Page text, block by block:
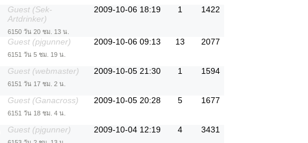
Guest (Sek-
Artdrinker)
6150 วัน 20 ชม. 13 น.
2009-10-06 18:19 1 1422
Guest (pjgunner)
6151 วัน 5 ชม. 19 น.
2009-10-06 09:13 13 2077
Guest (webmaster)
6151 วัน 17 ชม. 2 น.
2009-10-05 21:30 1 1594
Guest (Ganacross)
6151 วัน 18 ชม. 4 น.
2009-10-05 20:28 5 1677
Guest (pjgunner) 2009-10-04 12:19 4 3431